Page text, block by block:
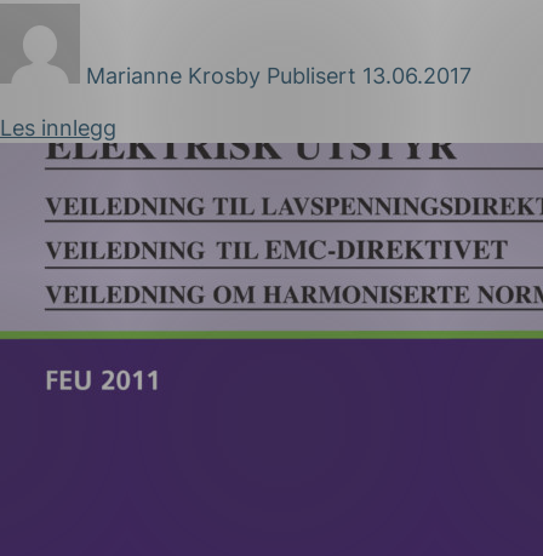
Marianne Krosby Publisert 13.06.2017
Les innlegg